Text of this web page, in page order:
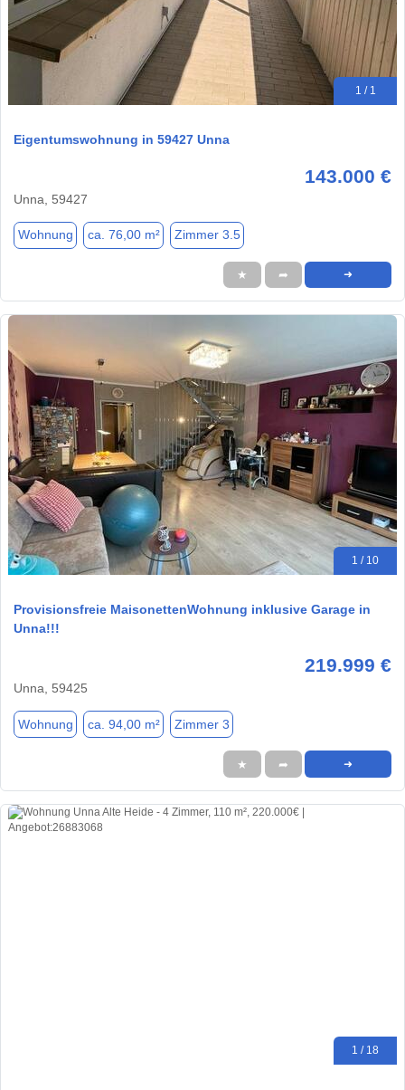
1 / 1
Eigentumswohnung in 59427 Unna
143.000 €
Unna, 59427
Wohnung ca. 76,00 m² Zimmer 3.5
★ ➦ ➜
1 / 10
Provisionsfreie MaisonettenWohnung inklusive Garage in
Unna!!!
219.999 €
Unna, 59425
Wohnung ca. 94,00 m² Zimmer 3
★ ➦ ➜
1 / 18